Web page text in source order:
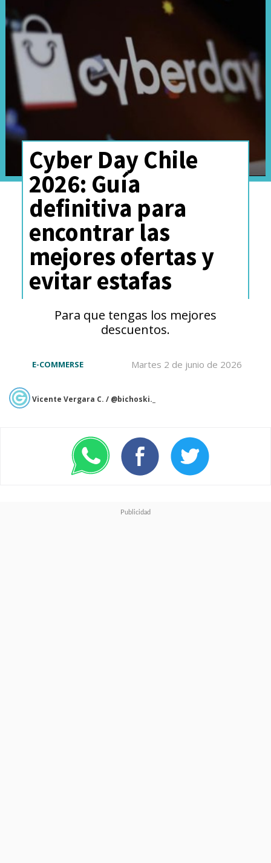
Cyber Day Chile
2026: Guía
definitiva para
encontrar las
mejores ofertas y
evitar estafas
Para que tengas los mejores
descuentos.
Martes 2 de junio de 2026
E-COMMERSE
Vicente Vergara C. / @bichoski._